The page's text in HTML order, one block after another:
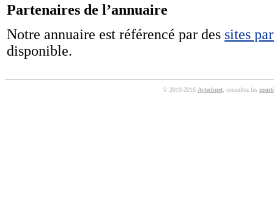
Partenaires de l’annuaire
Notre annuaire est référencé par des sites
disponible.
© 2010-2016 Aytechnet, consultez les